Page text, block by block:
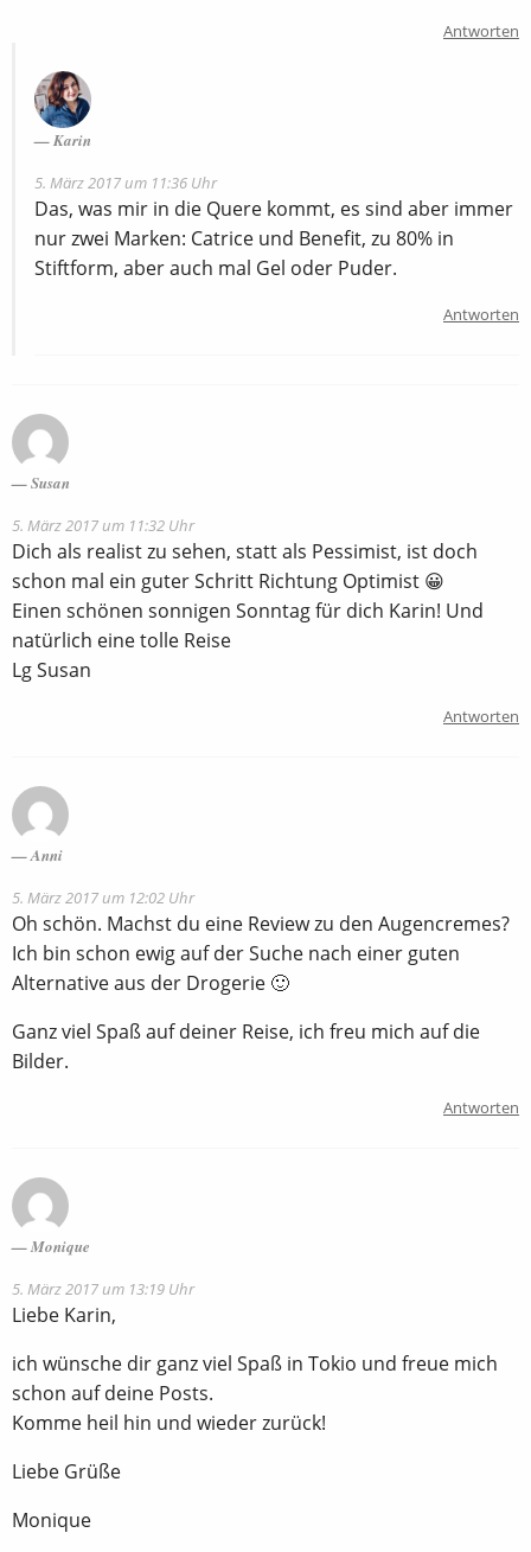
Antworten
Karin
5. März 2017 um 11:36 Uhr
Das, was mir in die Quere kommt, es sind aber immer
nur zwei Marken: Catrice und Benefit, zu 80% in
Stiftform, aber auch mal Gel oder Puder.
Antworten
Susan
5. März 2017 um 11:32 Uhr
Dich als realist zu sehen, statt als Pessimist, ist doch
schon mal ein guter Schritt Richtung Optimist 😀
Einen schönen sonnigen Sonntag für dich Karin! Und
natürlich eine tolle Reise
Lg Susan
Antworten
Anni
5. März 2017 um 12:02 Uhr
Oh schön. Machst du eine Review zu den Augencremes?
Ich bin schon ewig auf der Suche nach einer guten
Alternative aus der Drogerie 🙂
Ganz viel Spaß auf deiner Reise, ich freu mich auf die
Bilder.
Antworten
Monique
5. März 2017 um 13:19 Uhr
Liebe Karin,
ich wünsche dir ganz viel Spaß in Tokio und freue mich
schon auf deine Posts.
Komme heil hin und wieder zurück!
Liebe Grüße
Monique